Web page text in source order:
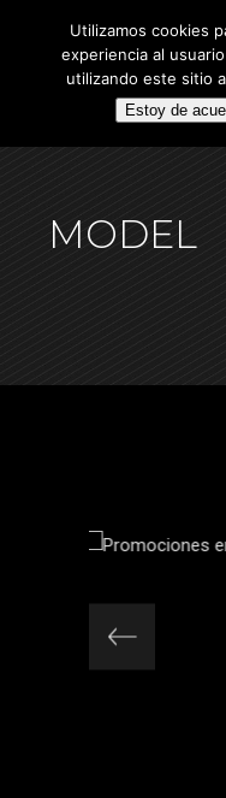
MODEL
Utilizamos cookies
experiencia al
utilizando este sitio
Estoy de